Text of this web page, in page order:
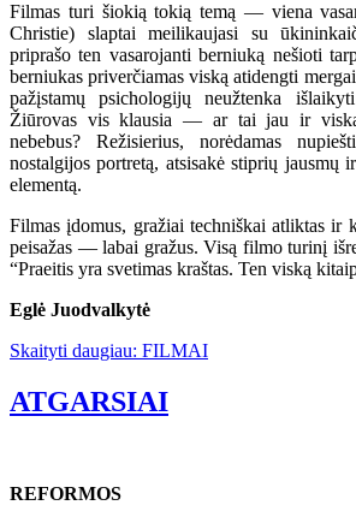
Filmas turi šiokią tokią temą — viena
Christie) slaptai meilikaujasi su
priprašo ten vasarojanti berniuką nešioti
berniukas priverčiamas viską atidengti
pažįstamų psichologijų neužtenka
Žiūrovas vis klausia — ar tai jau ir
nebebus? Režisierius, norėdamas
nostalgijos portretą, atsisakė stiprių jausmų
elementą.
Filmas įdomus, gražiai techniškai atliktas ir
peisažas — labai gražus. Visą filmo turinį
“Praeitis yra svetimas kraštas. Ten viską
Eglė Juodvalkytė
Skaityti daugiau: FILMAI
ATGARSIAI
REFORMOS